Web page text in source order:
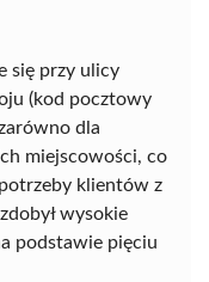
się przy ulicy
(kod pocztowy
dla
miejscowości, co
klientów z
zdobył wysokie
podstawie pięciu